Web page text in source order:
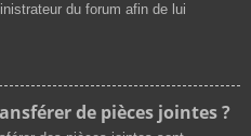
du forum afin de lui
de pièces jointes ?